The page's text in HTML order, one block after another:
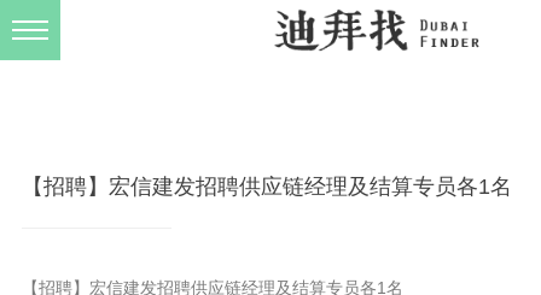
【招聘】宏信建发招聘供应链经理及结算专员各1名
【招聘】宏信建发招聘供应链经理及结算专员各1名